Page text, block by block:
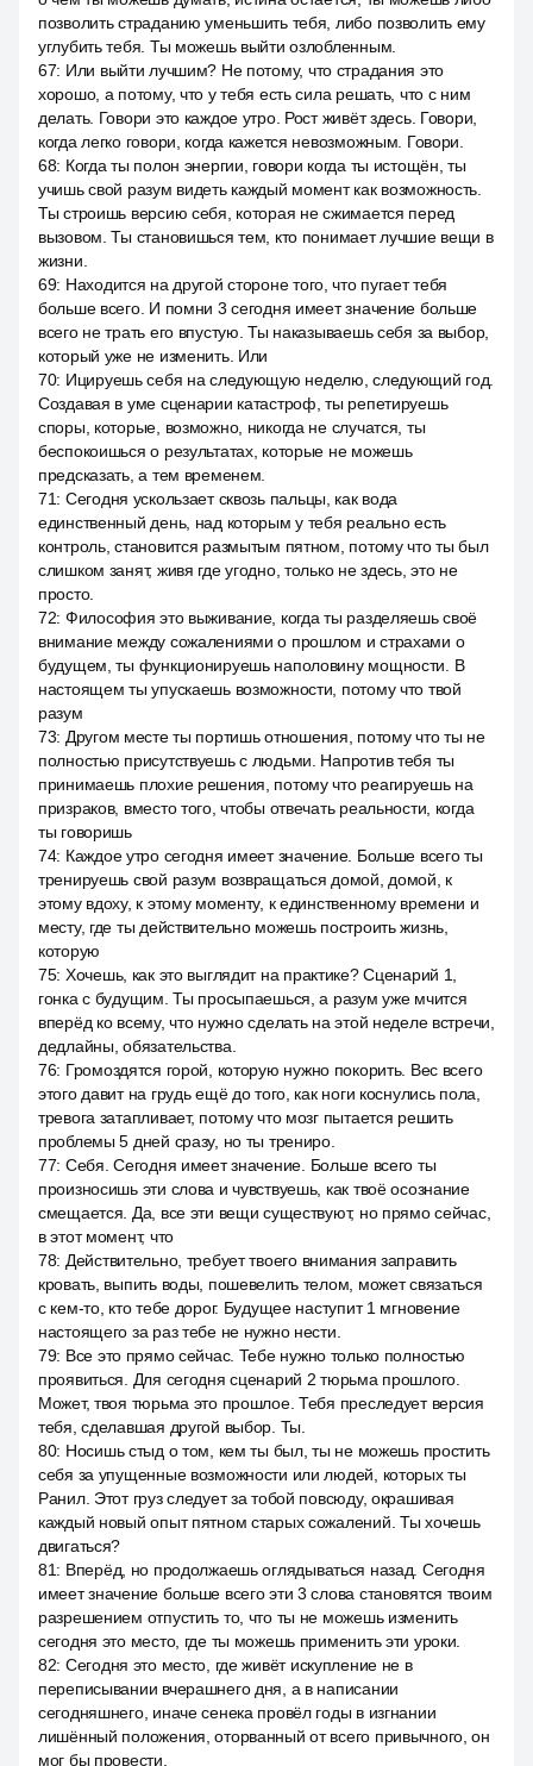
позволить страданию уменьшить тебя, либо позволить ему
углубить тебя. Ты можешь выйти озлобленным.
67: Или выйти лучшим? Не потому, что страдания это
хорошо, а потому, что у тебя есть сила решать, что с ним
делать. Говори это каждое утро. Рост живёт здесь. Говори,
когда легко говори, когда кажется невозможным. Говори.
68: Когда ты полон энергии, говори когда ты истощён, ты
учишь свой разум видеть каждый момент как возможность.
Ты строишь версию себя, которая не сжимается перед
вызовом. Ты становишься тем, кто понимает лучшие вещи в
жизни.
69: Находится на другой стороне того, что пугает тебя
больше всего. И помни 3 сегодня имеет значение больше
всего не трать его впустую. Ты наказываешь себя за выбор,
который уже не изменить. Или
70: Ицируешь себя на следующую неделю, следующий год.
Создавая в уме сценарии катастроф, ты репетируешь
споры, которые, возможно, никогда не случатся, ты
беспокоишься о результатах, которые не можешь
предсказать, а тем временем.
71: Сегодня ускользает сквозь пальцы, как вода
единственный день, над которым у тебя реально есть
контроль, становится размытым пятном, потому что ты был
слишком занят, живя где угодно, только не здесь, это не
просто.
72: Философия это выживание, когда ты разделяешь своё
внимание между сожалениями о прошлом и страхами о
будущем, ты функционируешь наполовину мощности. В
настоящем ты упускаешь возможности, потому что твой
разум
73: Другом месте ты портишь отношения, потому что ты не
полностью присутствуешь с людьми. Напротив тебя ты
принимаешь плохие решения, потому что реагируешь на
призраков, вместо того, чтобы отвечать реальности, когда
ты говоришь
74: Каждое утро сегодня имеет значение. Больше всего ты
тренируешь свой разум возвращаться домой, домой, к
этому вдоху, к этому моменту, к единственному времени и
месту, где ты действительно можешь построить жизнь,
которую
75: Хочешь, как это выглядит на практике? Сценарий 1,
гонка с будущим. Ты просыпаешься, а разум уже мчится
вперёд ко всему, что нужно сделать на этой неделе встречи,
дедлайны, обязательства.
76: Громоздятся горой, которую нужно покорить. Вес всего
этого давит на грудь ещё до того, как ноги коснулись пола,
тревога затапливает, потому что мозг пытается решить
проблемы 5 дней сразу, но ты трениро.
77: Себя. Сегодня имеет значение. Больше всего ты
произносишь эти слова и чувствуешь, как твоё осознание
смещается. Да, все эти вещи существуют, но прямо сейчас,
в этот момент, что
78: Действительно, требует твоего внимания заправить
кровать, выпить воды, пошевелить телом, может связаться
с кем-то, кто тебе дорог. Будущее наступит 1 мгновение
настоящего за раз тебе не нужно нести.
79: Все это прямо сейчас. Тебе нужно только полностью
проявиться. Для сегодня сценарий 2 тюрьма прошлого.
Может, твоя тюрьма это прошлое. Тебя преследует версия
тебя, сделавшая другой выбор. Ты.
80: Носишь стыд о том, кем ты был, ты не можешь простить
себя за упущенные возможности или людей, которых ты
Ранил. Этот груз следует за тобой повсюду, окрашивая
каждый новый опыт пятном старых сожалений. Ты хочешь
двигаться?
81: Вперёд, но продолжаешь оглядываться назад. Сегодня
имеет значение больше всего эти 3 слова становятся твоим
разрешением отпустить то, что ты не можешь изменить
сегодня это место, где ты можешь применить эти уроки.
82: Сегодня это место, где живёт искупление не в
переписывании вчерашнего дня, а в написании
сегодняшнего, иначе сенека провёл годы в изгнании
лишённый положения, оторванный от всего привычного, он
мог бы провести.